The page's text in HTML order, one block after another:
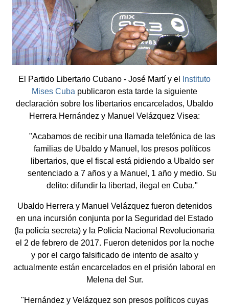
El Partido Libertario Cubano - José Martí y el
Instituto
Mises Cuba publicaron esta tarde la siguiente
declaración sobre los libertarios encarcelados, Ubaldo
Herrera Hernández y Manuel Velázquez Visea:
"Acabamos de recibir una llamada telefónica de las
familias de Ubaldo y Manuel, los presos políticos
libertarios, que el fiscal está pidiendo a Ubaldo ser
sentenciado a 7 años y a Manuel, 1 año y medio. Su
delito: difundir la libertad, ilegal en Cuba."
Ubaldo Herrera y Manuel Velázquez fueron detenidos
en una incursión conjunta por la Seguridad del Estado
(la policía secreta) y la Policía Nacional Revolucionaria
el 2 de febrero de 2017. Fueron detenidos por la noche
y por el cargo falsificado de intento de asalto y
actualmente están encarcelados en el prisión laboral en
Melena del Sur.
"Hernández y Velázquez son presos políticos cuyas